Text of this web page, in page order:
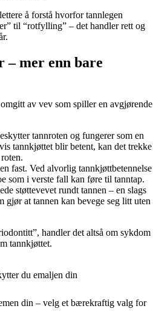
å forstå hvorfor tannlegen
til “rotfylling” – det handler rett og
– mer enn bare
av vev som spiller en avgjørende
tannroten og fungerer som en
tannkjøttet blir betent, kan det trekke
fast. Ved alvorlig tannkjøttbetennelse
som i verste fall kan føre til tanntap.
støttevevet rundt tannen – en slags
gjør at tannen kan bevege seg litt uten
handler det altså om sykdom
tannkjøttet.
du emaljen din
din – velg et bærekraftig valg for